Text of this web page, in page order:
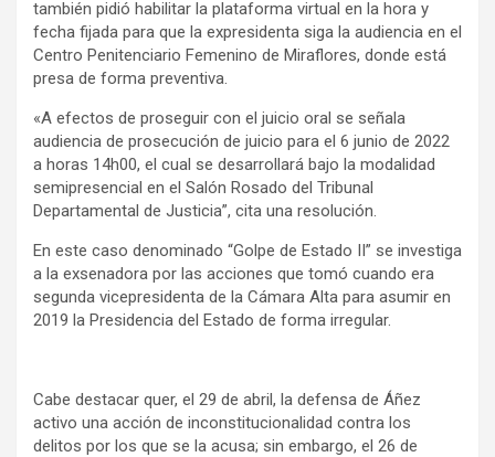
también pidió habilitar la plataforma virtual en la hora y
fecha fijada para que la expresidenta siga la audiencia en el
Centro Penitenciario Femenino de Miraflores, donde está
presa de forma preventiva.
«A efectos de proseguir con el juicio oral se señala
audiencia de prosecución de juicio para el 6 junio de 2022
a horas 14h00, el cual se desarrollará bajo la modalidad
semipresencial en el Salón Rosado del Tribunal
Departamental de Justicia”, cita una resolución.
En este caso denominado “Golpe de Estado II” se investiga
a la exsenadora por las acciones que tomó cuando era
segunda vicepresidenta de la Cámara Alta para asumir en
2019 la Presidencia del Estado de forma irregular.
Cabe destacar quer, el 29 de abril, la defensa de Áñez
activo una acción de inconstitucionalidad contra los
delitos por los que se la acusa; sin embargo, el 26 de